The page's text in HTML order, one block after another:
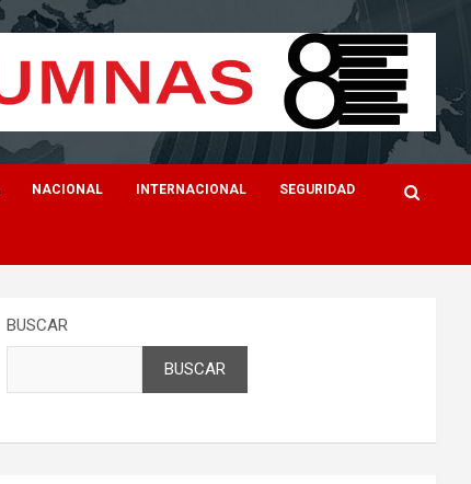
NACIONAL INTERNACIONAL SEGURIDAD
BUSCAR
BUSCAR